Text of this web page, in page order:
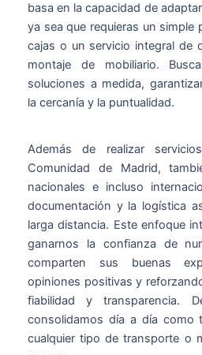
basa en la capacidad de
ya sea que requieras un simple
cajas o un servicio integral de
montaje de mobiliario.
soluciones a medida,
la cercanía y la puntualidad.
Además de realizar
Comunidad de Madrid,
nacionales e incluso
documentación y la logística
larga distancia. Este enfoque
ganarnos la confianza de
comparten sus buenas
opiniones positivas y
fiabilidad y transparencia.
consolidamos día a día como
cualquier tipo de transporte o